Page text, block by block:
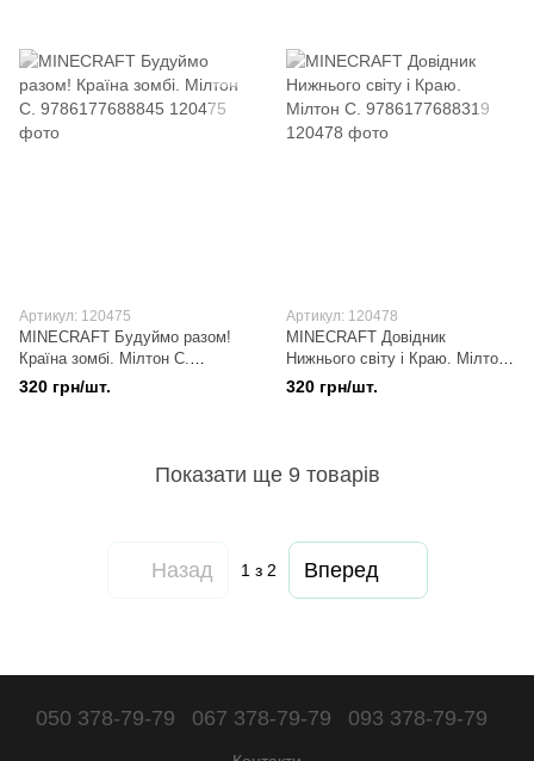
Артикул: 120475
MINECRAFT Будуймо разом!
Країна зомбі. Мілтон С.
9786177688845
320 грн/шт.
Артикул: 120478
MINECRAFT Довідник
Нижнього світу і Краю. Мілтон
С. 9786177688319
320 грн/шт.
Показати ще 9 товарів
Назад 1 з 2 Вперед
050 378-79-79 067 378-79-79 093 378-79-79